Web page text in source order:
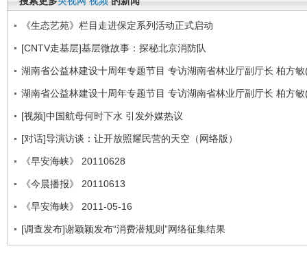
《生态艺苑》栏目走进保定系列活动正式启动
[CNTV走基层]基层微故事：探秘北京消防队
湖南省公益林建设十周年专题节目 专访湖南省林业厅副厅长 柏方
湖南省公益林建设十周年专题节目 专访湖南省林业厅副厅长 柏方
[视频]中国航母何时下水 引发外媒热议
[对话]导演访谈：让开放照耀民营的天空（网络版）
《早安海峡》 20110628
《今晨播报》 20110613
《早安海峡》 2011-05-16
[调查发布]谢颖颖发布“消费潜规则”网络征集结果